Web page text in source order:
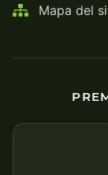
Mapa del